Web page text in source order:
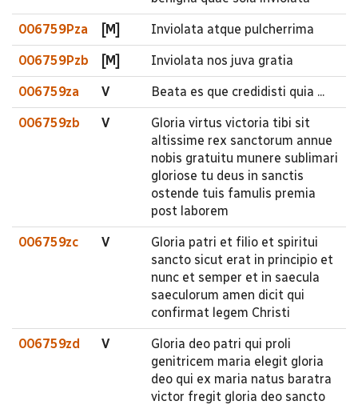
006759Pza [M] Inviolata atque pulcherrima
006759Pzb [M] Inviolata nos juva gratia
006759za V Beata es que credidisti quia ...
006759zb V
Gloria virtus victoria tibi sit
altissime rex sanctorum annue
nobis gratuitu munere sublimari
gloriose tu deus in sanctis
ostende tuis famulis premia
post laborem
006759zc V
Gloria patri et filio et spiritui
sancto sicut erat in principio et
nunc et semper et in saecula
saeculorum amen dicit qui
confirmat legem Christi
006759zd V
Gloria deo patri qui proli
genitricem maria elegit gloria
deo qui ex maria natus baratra
victor fregit gloria deo sancto